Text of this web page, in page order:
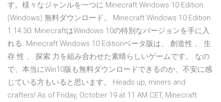
す。様々なジャンルを一つに Minecraft Windows 10 Edition
(Windows) 無料ダウンロード。 Minecraft Windows 10 Edition
1.14.30: MinecraftはWindows 10の特別なバージョンを手に入
れる. Minecraft Windows 10 Editionベータ版は、 創造性 、 生
存 性 、 探索 力を組み合わせた素晴らしいゲームです。 なの
で、本当にWin10版も無料ダウンロードできるのか、不安に感
じている方もいると思います。 Heads up, miners and
crafters! As of Friday, October 19 at 11 AM CET, Minecraft: